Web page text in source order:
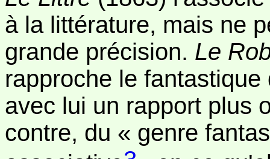
à la littérature, mais ne
grande précision. Le
rapproche le
avec lui un rapport plus
contre, du « genre